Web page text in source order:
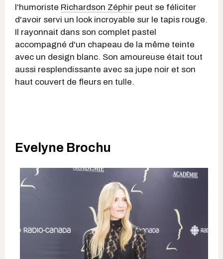
l'humoriste Richardson Zéphir peut se féliciter
d'avoir servi un look incroyable sur le tapis rouge.
Il rayonnait dans son complet pastel
accompagné d'un chapeau de la même teinte
avec un design blanc. Son amoureuse était tout
aussi resplendissante avec sa jupe noir et son
haut couvert de fleurs en tulle.
Evelyne Brochu